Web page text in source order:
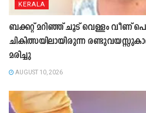
KERALA
ബക്കറ്റ് മറിഞ്ഞ് ചൂട് വെള്ളം വീണ്
ചികിത്സയിലായിരുന്ന
മരിച്ചു
AUGUST 10, 2026